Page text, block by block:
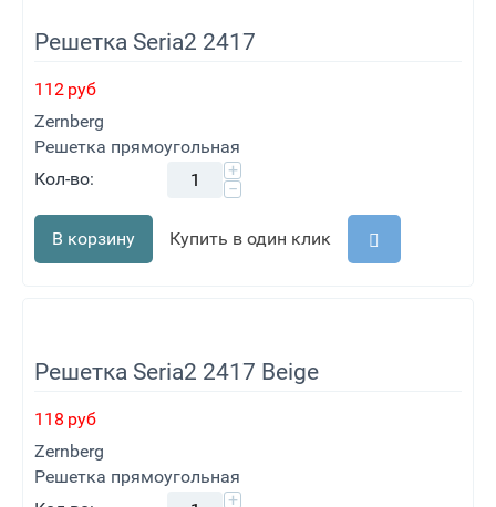
Решетка Seria2 2417
112 руб
Zernberg
Решетка прямоугольная
Кол-во:
+
−
В корзину Купить в один клик
Решетка Seria2 2417 Beige
118 руб
Zernberg
Решетка прямоугольная
+